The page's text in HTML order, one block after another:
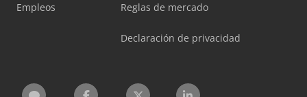
Empleos Reglas de mercado
Declaración de privacidad